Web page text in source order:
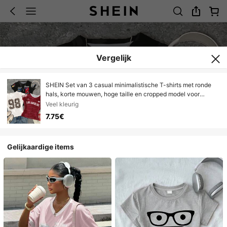
Vergelijk
SHEIN Set van 3 casual minimalistische T-shirts met ronde
hals, korte mouwen, hoge taille en cropped model voor
tienermeisjes, met retro strepen, luipaardprint, nummer 98,
sportbadge en lettergraphic. Geschikt voor uitjes,
comfortabel, ideaal als laagjeskleding voor de herfst, stijlvol
herfst.
Veel kleurig
7.75€
Gelijkaardige items